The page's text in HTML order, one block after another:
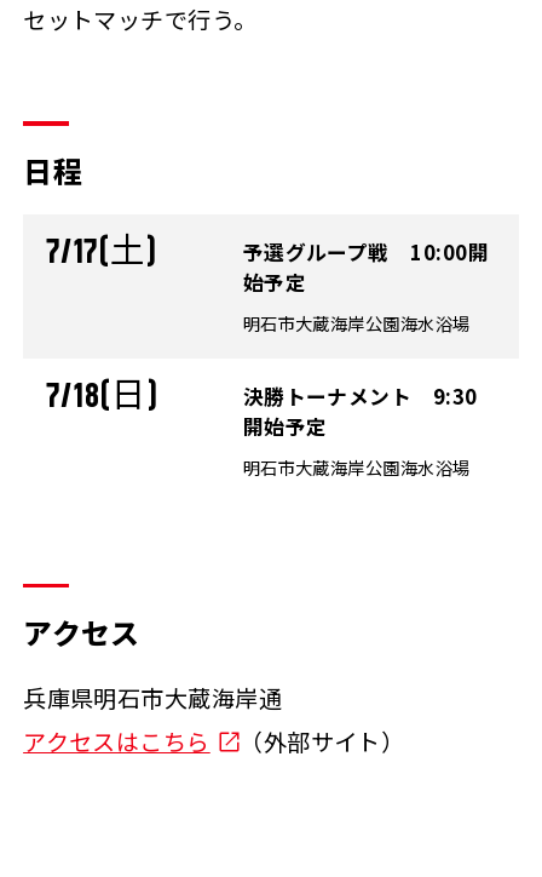
セットマッチで行う。
日程
7/17(土)
予選グループ戦 10:00開
始予定
明石市大蔵海岸公園海水浴場
7/18(日)
決勝トーナメント 9:30
開始予定
明石市大蔵海岸公園海水浴場
アクセス
兵庫県明石市大蔵海岸通
アクセスはこちら
（外部サイト）